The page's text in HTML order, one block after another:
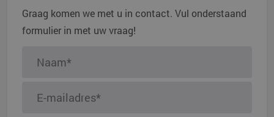
Graag komen we met u in contact. Vul onderstaand
formulier in met uw vraag!